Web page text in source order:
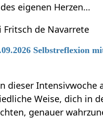
eigenen Herzen…
Fritsch de Navarrete
Selbstreflexion
dieser Intensivwoche
Weise, dich in
genauer